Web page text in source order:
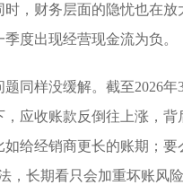
时，财务层面的隐忧也在
度出现经营现金流为负。
题同样没缓解。截至2026
，应收账款反倒往上涨，
如给经销商更长的账期；
，长期看只会加重坏账风